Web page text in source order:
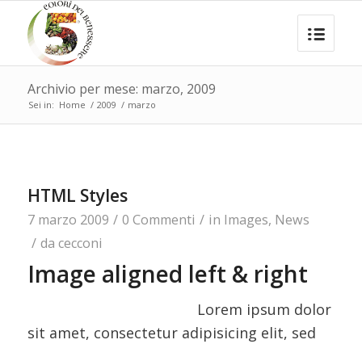
Archivio per mese: marzo, 2009
Sei in: Home / 2009 / marzo
HTML Styles
7 marzo 2009 / 0 Commenti / in Images, News
/ da cecconi
Image aligned left & right
Lorem ipsum dolor
sit amet, consectetur adipisicing elit, sed